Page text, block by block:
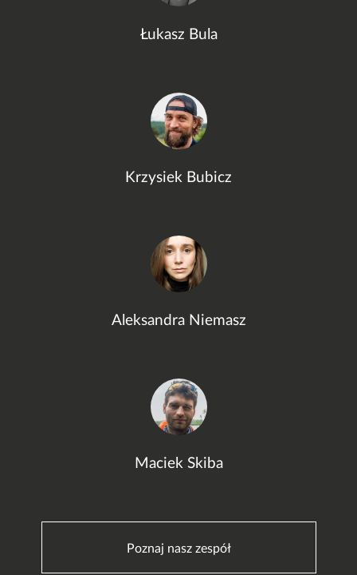
Łukasz Bula
Krzysiek Bubicz
Aleksandra Niemasz
Maciek Skiba
Poznaj nasz zespół